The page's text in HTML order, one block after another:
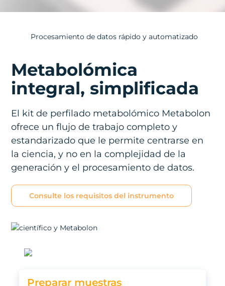
Procesamiento de datos rápido y automatizado
Metabolómica
integral, simplificada
El kit de perfilado metabolómico Metabolon
ofrece un flujo de trabajo completo y
estandarizado que le permite centrarse en
la ciencia, y no en la complejidad de la
generación y el procesamiento de datos.
Consulte los requisitos del instrumento
Preparar muestras